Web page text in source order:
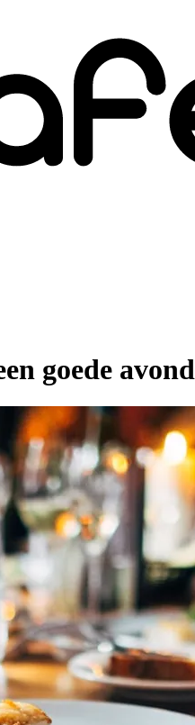
goede avond